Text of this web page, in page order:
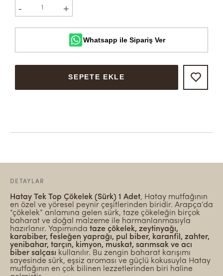
- 1 +
Whatsapp ile Sipariş Ver
SEPETE EKLE
DETAYLAR
Hatay Tek Top Çökelek (Sürk) 1 Adet, Hatay mutfağının
en özel ve yöresel peynir çeşitlerinden biridir. Arapça’da
“çökelek” anlamına gelen sürk, taze çökeleğin birçok
baharat ve doğal malzeme ile harmanlanmasıyla
hazırlanır. Yapımında taze çökelek, zeytinyağı,
karabiber, fesleğen yaprağı, pul biber, karanfil, zahter,
yenibahar, tarçın, kimyon, muskat, sarımsak ve acı
biber salçası kullanılır. Bu zengin baharat karışımı
sayesinde sürk, eşsiz aroması ve güçlü kokusuyla Hatay
mutfağının en çok bilinen lezzetlerinden biri haline